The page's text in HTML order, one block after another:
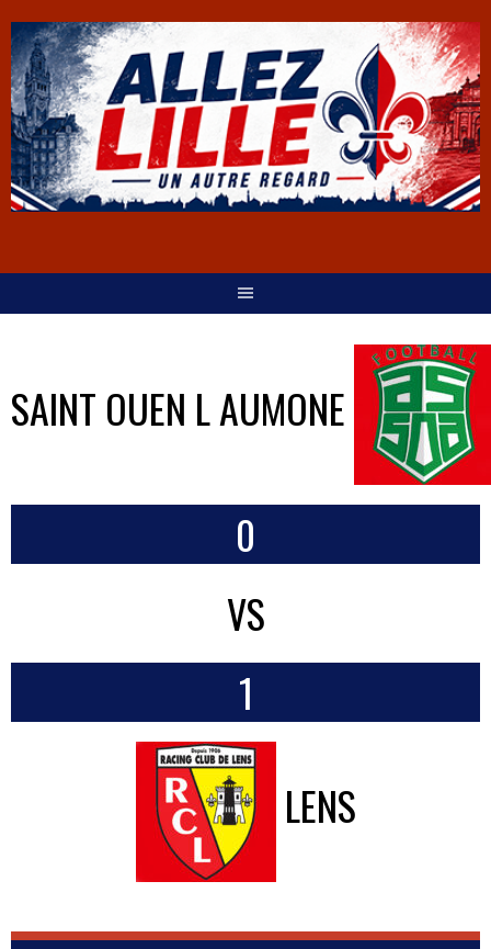
SAINT OUEN L AUMONE
0
VS
1
LENS